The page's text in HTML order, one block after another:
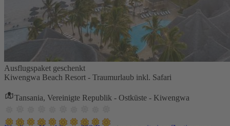
Ausflugspaket geschenkt
Kiwengwa Beach Resort - Traumurlaub inkl. Safari
Tansania, Vereinigte Republik - Ostküste - Kiwengwa